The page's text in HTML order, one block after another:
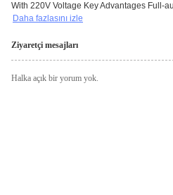
With 220V Voltage Key Advantages Full-
Daha fazlasını izle
Ziyaretçi mesajları
Halka açık bir yorum yok.